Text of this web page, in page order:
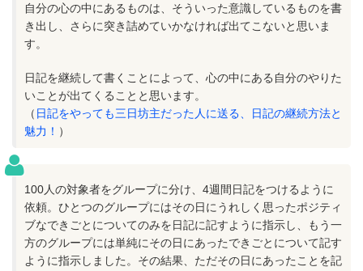
自分の心の中にあるものは、そういった意識しているものを書
き出し、さらに突き詰めていかなければ出てこないと思いま
す。
日記を継続して書くことによって、心の中にある自分のやりた
いことが出てくることと思います。
（ 日記をやっても三日坊主だった人に送る、日記の継続方法と
魅力！ ）
100人の対象者をグループに分け、4週間日記をつけるように
依頼。ひとつのグループにはその日にうれしく思ったポジティ
ブなできごとについてのみを日記に記すように指示し、もう一
方のグループには単純にその日にあったできごとについて記す
ように指示しました。その結果、ただその日にあったことを記